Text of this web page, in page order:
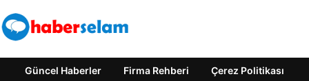
Güncel Haberler Firma Rehberi Çerez Politikası